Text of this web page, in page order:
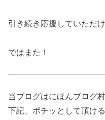
引き続き応援していただ
ではまた！
当ブログはにほんブログ
下記、ポチッとして頂け